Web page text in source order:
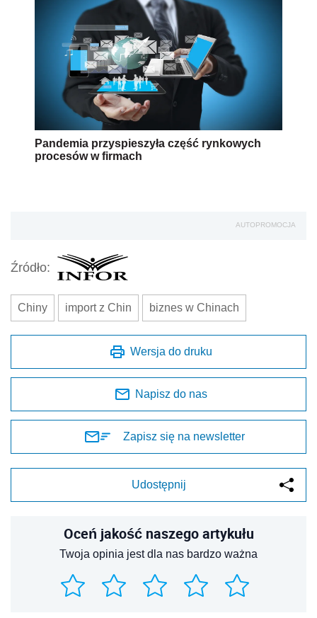
Pandemia przyspieszyła część rynkowych
procesów w firmach
AUTOPROMOCJA
Źródło:
Chiny import z Chin biznes w Chinach
Wersja do druku
Napisz do nas
Zapisz się na newsletter
Udostępnij
Oceń jakość naszego artykułu
Twoja opinia jest dla nas bardzo ważna